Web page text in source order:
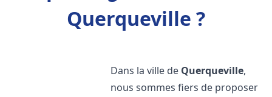
Querqueville ?
Dans la ville de Querqueville,
nous sommes fiers de proposer